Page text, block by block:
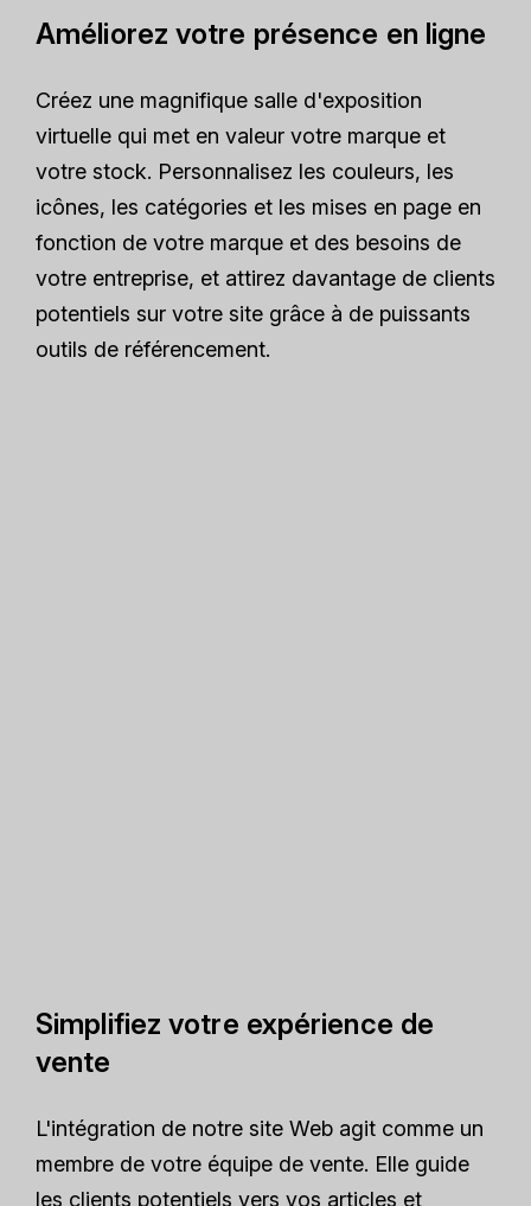
Améliorez votre présence en ligne
Créez une magnifique salle d'exposition
virtuelle qui met en valeur votre marque et
votre stock. Personnalisez les couleurs, les
icônes, les catégories et les mises en page en
fonction de votre marque et des besoins de
votre entreprise, et attirez davantage de clients
potentiels sur votre site grâce à de puissants
outils de référencement.
Simplifiez votre expérience de
vente
L'intégration de notre site Web agit comme un
membre de votre équipe de vente. Elle guide
les clients potentiels vers vos articles et